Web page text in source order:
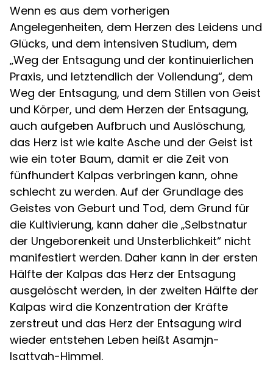
Wenn es aus dem vorherigen
Angelegenheiten, dem Herzen des Leidens und
Glücks, und dem intensiven Studium, dem
„Weg der Entsagung und der kontinuierlichen
Praxis, und letztendlich der Vollendung“, dem
Weg der Entsagung, und dem Stillen von Geist
und Körper, und dem Herzen der Entsagung,
auch aufgeben Aufbruch und Auslöschung,
das Herz ist wie kalte Asche und der Geist ist
wie ein toter Baum, damit er die Zeit von
fünfhundert Kalpas verbringen kann, ohne
schlecht zu werden. Auf der Grundlage des
Geistes von Geburt und Tod, dem Grund für
die Kultivierung, kann daher die „Selbstnatur
der Ungeborenkeit und Unsterblichkeit“ nicht
manifestiert werden. Daher kann in der ersten
Hälfte der Kalpas das Herz der Entsagung
ausgelöscht werden, in der zweiten Hälfte der
Kalpas wird die Konzentration der Kräfte
zerstreut und das Herz der Entsagung wird
wieder entstehen Leben heißt Asamjn-
Isattvah-Himmel.